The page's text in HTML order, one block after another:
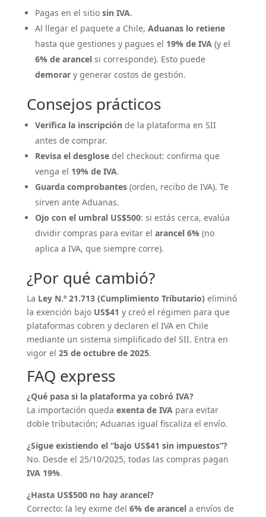
Pagas en el sitio sin IVA.
Al llegar el paquete a Chile, Aduanas lo retiene
hasta que gestiones y pagues el 19% de IVA(y el
6% de arancelsi corresponde). Esto puede
demorary generar costos de gestión.
Consejos prácticos
Verifica la inscripción de la plataforma en SII
antes de comprar.
Revisa el desglosedel checkout: confirma que
venga el 19% de IVA.
Guarda comprobantes(orden, recibo de IVA). Te
sirven ante Aduanas.
Ojo con el umbral US$500: si estás cerca, evalúa
dividir compras para evitar el arancel 6%(no
aplica a IVA, que siempre corre).
¿Por qué cambió?
La Ley N.º 21.713 (Cumplimiento Tributario)eliminó
la exención bajo US$41 y creó el régimen para que
plataformas cobren y declaren el IVA en Chile
mediante un sistema simplificado del SII. Entra en
vigor el 25 de octubre de 2025.
FAQ express
¿Qué pasa si la plataforma ya cobró IVA?
La importación queda exenta de IVApara evitar
doble tributación; Aduanas igual fiscaliza el envío.
¿Sigue existiendo el “bajo US$41 sin impuestos”?
No. Desde el 25/10/2025, todas las compras pagan
IVA 19%.
¿Hasta US$500 no hay arancel?
Correcto: la ley exime del 6% de arancela envíos de